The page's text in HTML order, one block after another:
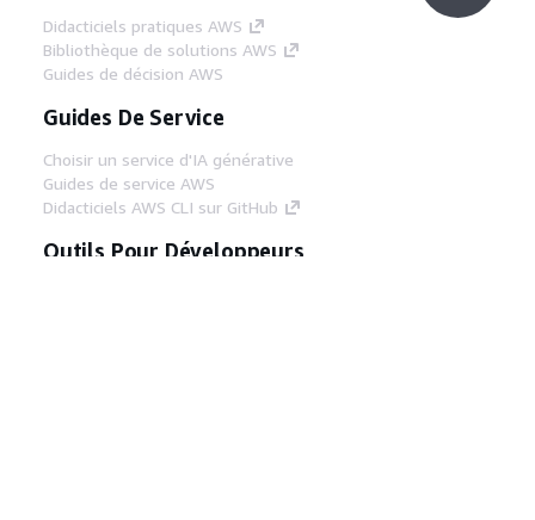
Didacticiels pratiques AWS
Bibliothèque de solutions AWS
Guides de décision AWS
Guides De Service
Choisir un service d'IA générative
Guides de service AWS
Didacticiels AWS CLI sur GitHub
Outils Pour Développeurs